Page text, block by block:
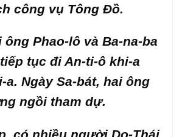
công vụ Tông Đồ.
ông Phao-lô và Ba-na-ba
tục đi An-ti-ô khi-a
a. Ngày Sa-bát, hai ông
ngồi tham dự.